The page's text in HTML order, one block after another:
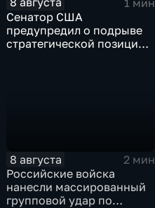
Сенатор США
предупредил о подрыве
стратегической позиции
8 августа
2 мин
Российские войска
нанесли массированный
групповой удар по